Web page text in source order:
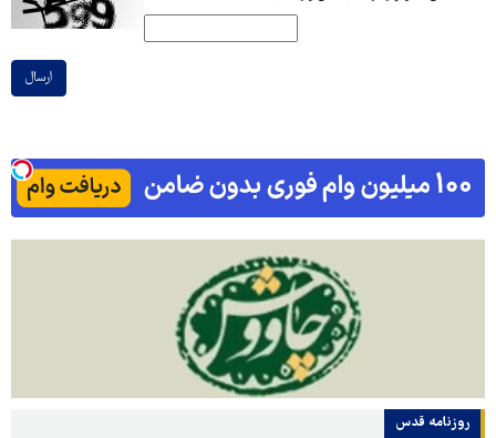
ارسال
روزنامه قدس